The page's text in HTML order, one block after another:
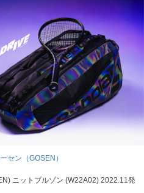
セン（GOSEN）
ニットブルゾン (W22A02) 2022.11発